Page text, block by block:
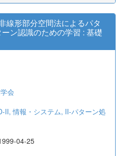
線形部分空間法によるパタ
ン認識のための学習 : 基礎
会
II, 情報・システム, II-パターン処
04-25